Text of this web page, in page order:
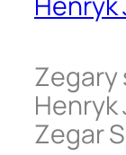
Zegary
Henryk
Zegar